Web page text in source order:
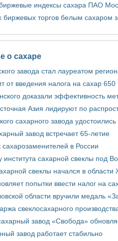
индексы сахара ПАО
биржевых торгов белым сахаром
о сахаре
завода стал лауреатом
от введения налога на сахар
доказали эффективность
Азия лидируют по
сахарного завода удостоились
завод встречает 65-летие
сахарозаменителей в России
института сахарной свеклы под
свеклы начался в области
попытки ввести налог на
области вручили медаль
свеклосахарного
завод «Свобода»
завод работает стабильно